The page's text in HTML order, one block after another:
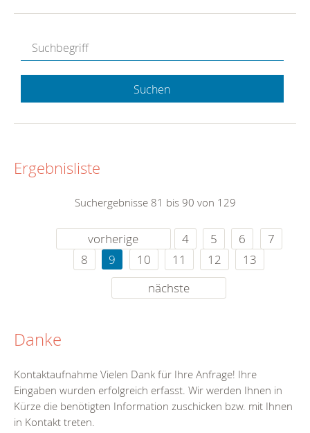
Suchen
Ergebnisliste
Suchergebnisse 81 bis 90 von 129
vorherige 4 5 6
7
8
9 10 11 12
13
nächste
Danke
Kontaktaufnahme Vielen Dank für Ihre Anfrage! Ihre
Eingaben wurden erfolgreich erfasst. Wir werden Ihnen in
Kürze die benötigten Information zuschicken bzw. mit Ihnen
in Kontakt treten.